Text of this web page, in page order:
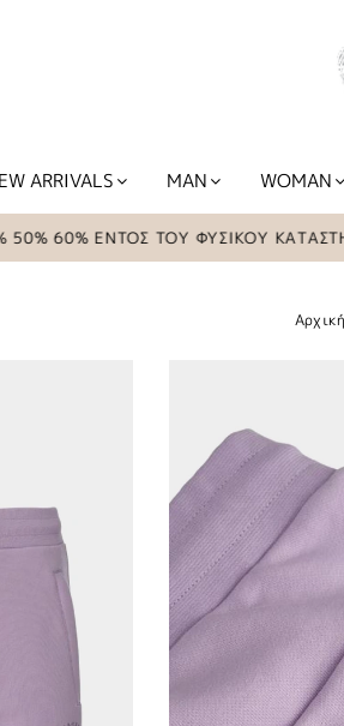
ARRIVALS MAN WOMAN
ΕΝΤΟΣ ΤΟΥ ΦΥΣΙΚΟΥ
Αρχική